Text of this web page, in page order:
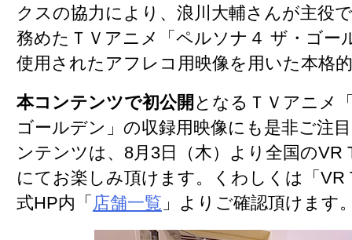
クスの協力により、浪川大輔さんが主役
務めたＴＶアニメ「ペルソナ４ ザ・ゴー
使用されたアフレコ用映像を用いた本格
本コンテンツで初公開 となるＴＶアニメ
ゴールデン」の収録用映像にも是非ご注
ンテンツは、8月3日（木）より全国のVR
にてお楽しみ頂けます。くわしくは「VR
式HP内「 店舗一覧 」よりご確認頂けます